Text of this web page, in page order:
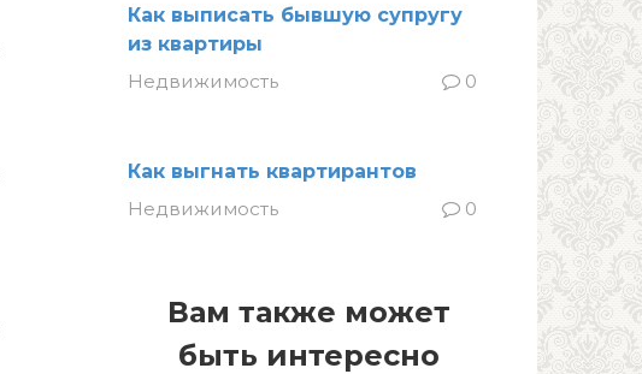
Как выписать бывшую супругу
из квартиры
Недвижимость
0
Как выгнать квартирантов
Недвижимость
0
Вам также может
быть интересно